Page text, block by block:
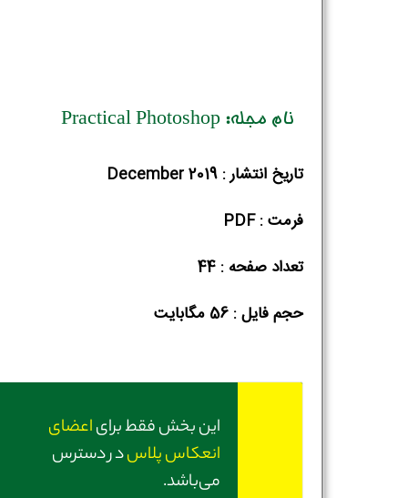
نام مجله: Practical Photoshop
تاریخ انتشار : December 2019
فرمت : PDF
تعداد صفحه : 44
حجم فایل :‌ 56 مگابایت
این بخش فقط برایاعضای
انعکاس پلاسدر دسترس
می‌باشد.